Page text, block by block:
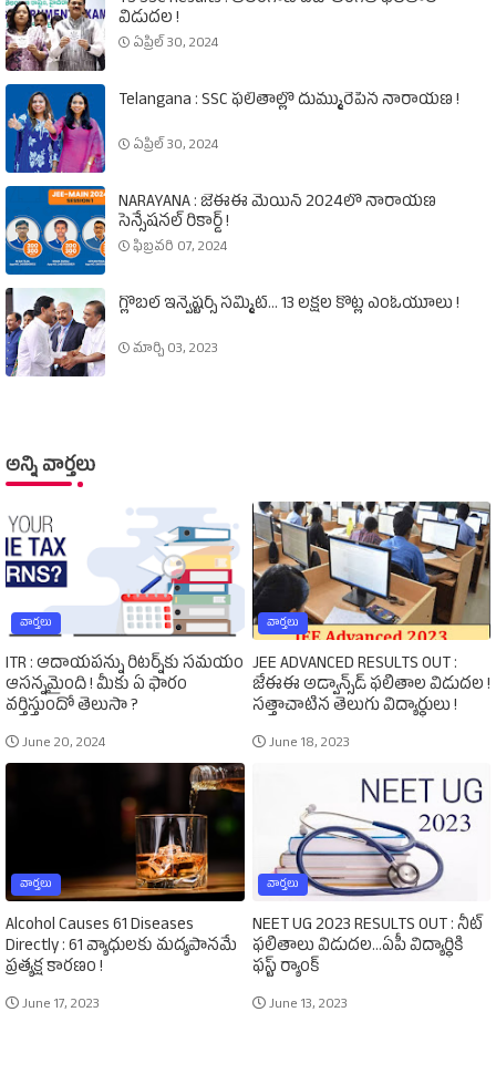
విడుదల !
ఏప్రిల్ 30, 2024
Telangana : SSC ఫలితాల్లో దుమ్మురేపిన నారాయణ !
ఏప్రిల్ 30, 2024
NARAYANA : జేఈఈ మెయిన్‌ 2024లో నారాయణ
సెన్సేషనల్‌ రికార్డ్‌ !
ఫిబ్రవరి 07, 2024
గ్లోబల్‌ ఇన్వెష్టర్స్‌ సమ్మిట్‌... 13 లక్షల కోట్ల ఎంఓయూలు !
మార్చి 03, 2023
అన్ని వార్తలు
వార్తలు
ITR : ఆదాయపన్ను రిటర్న్‌కు సమయం
ఆసన్నమైంది ! మీకు ఏ ఫారం
వర్తిస్తుందో తెలుసా ?
June 20, 2024
వార్తలు
JEE ADVANCED RESULTS OUT :
జేఈఈ అడ్వాన్స్‌డ్‌ ఫలితాల విడుదల !
సత్తాచాటిన తెలుగు విద్యార్థులు !
June 18, 2023
వార్తలు
Alcohol Causes 61 Diseases
Directly : 61 వ్యాధులకు మద్యపానమే
ప్రత్యక్ష కారణం !
June 17, 2023
వార్తలు
NEET UG 2023 RESULTS OUT : నీట్‌
ఫలితాలు విడుదల...ఏపీ విద్యార్థికి
ఫస్ట్‌ ర్యాంక్‌
June 13, 2023